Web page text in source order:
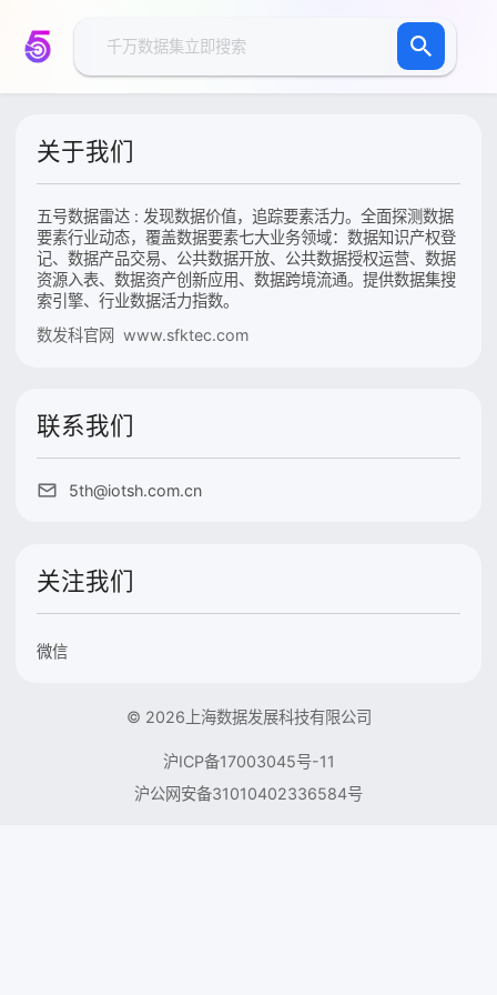
关于我们
五号数据雷达 : 发现数据价值，追踪要素活力。全面探测数据
要素行业动态，覆盖数据要素七大业务领域：数据知识产权登
记、数据产品交易、公共数据开放、公共数据授权运营、数据
资源入表、数据资产创新应用、数据跨境流通。提供数据集搜
索引擎、行业数据活力指数。
数发科官网 www.sfktec.com
联系我们
5th@iotsh.com.cn
关注我们
微信
© 2026上海数据发展科技有限公司
沪ICP备17003045号-11
沪公网安备31010402336584号